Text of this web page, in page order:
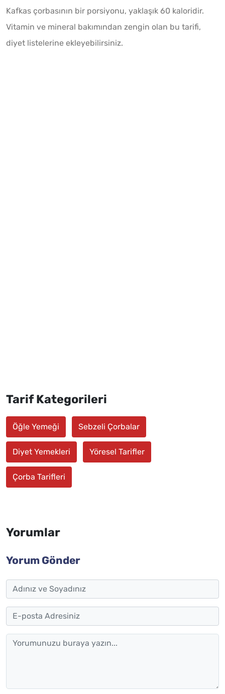
Kafkas çorbasının bir porsiyonu, yaklaşık 60 kaloridir.
Vitamin ve mineral bakımından zengin olan bu tarifi,
diyet listelerine ekleyebilirsiniz.
Tarif Kategorileri
Öğle Yemeği Sebzeli Çorbalar
Diyet Yemekleri Yöresel Tarifler
Çorba Tarifleri
Yorumlar
Yorum Gönder